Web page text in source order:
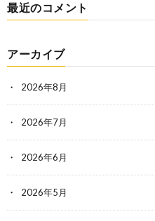
最近のコメント
アーカイブ
2026年8月
2026年7月
2026年6月
2026年5月